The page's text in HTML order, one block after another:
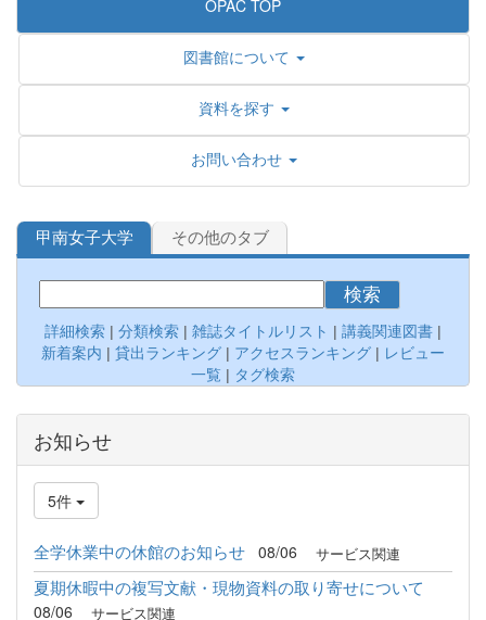
OPAC TOP
図書館について
資料を探す
お問い合わせ
甲南女子大学 その他のタブ
検索
詳細検索 | 分類検索 | 雑誌タイトルリスト | 講義関連図書 |
新着案内 | 貸出ランキング | アクセスランキング | レビュー
一覧 | タグ検索
お知らせ
5件
全学休業中の休館のお知らせ 08/06 サービス関連
夏期休暇中の複写文献・現物資料の取り寄せについて
08/06 サービス関連